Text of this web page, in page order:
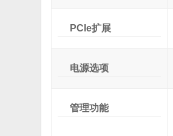
PCIe扩展
电源选项
管理功能